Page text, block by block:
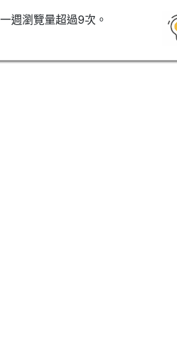
週瀏覽量超過9次。